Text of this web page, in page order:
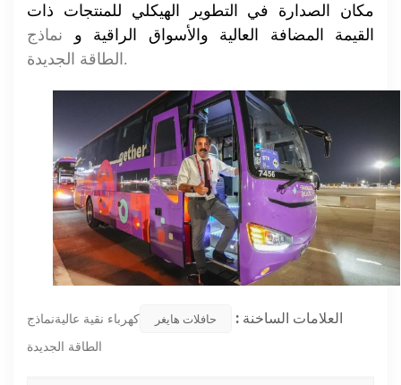
مكان الصدارة في التطوير الهيكلي للمنتجات ذات
القيمة المضافة العالية والأسواق الراقية و نماذج
الطاقة الجديدة.
العلامات الساخنة : حافلات هايغر
كهرباء نقية عاليةنماذج
الطاقة الجديدة